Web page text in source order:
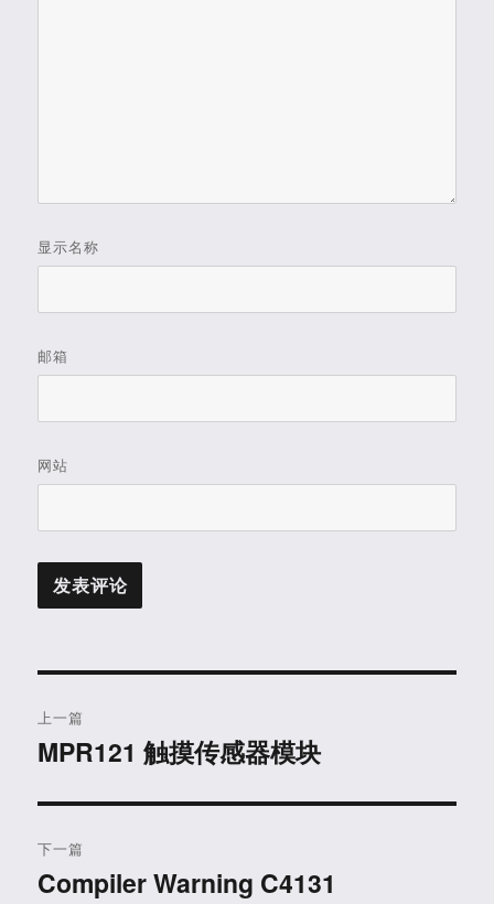
显示名称
邮箱
网站
章
航
上一篇
上
文
章：
MPR121 触摸传感器模块
下一篇
下
Compiler Warning C4131